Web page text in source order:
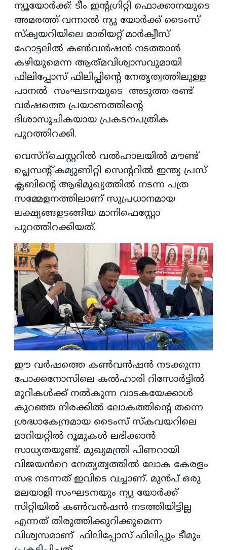
ന്യൂയോർക്ക്: ടീം ഇന്റഗ്രിറ്റി ഫൊക്കാനയുടെ
അമരത്ത് വന്നാൽ ന്യു യോർക്ക് ടൈംസ്
സ്‌ക്വയറിയിലെ മാരിയറ്റ് മാർക്വീസ്
ഹോട്ടലിൽ കൺവൻഷൻ നടത്താൻ
കഴിയുമെന്ന ആത്‌മവിശ്വാസവുമായി
ഫിലിപ്പോസ് ഫിലിപ്പിന്റെ നേതൃത്വത്തിലുള്ള
പാനൽ സംഘടനയുടെ അടുത്ത രണ്ട്
വർഷത്തെ പ്രയാണത്തിന്റെ
ദിശാസൂചികയായ പ്രകടനപത്രിക
പുറത്തിറക്കി.
വെസ്റ്ചെസ്റ്ററിൽ വൽഹാലയിൽ മൗണ്ട്
പ്ലെസന്റ് കമ്യുണിറ്റി സെന്ററിൽ ഇന്ത്യ പ്രസ്
ക്ലബിന്റെ ആഭിമുഖ്യത്തിൽ നടന്ന പത്ര
സമ്മേളനത്തിലാണ് സുപ്രധാനമായ
ലക്ഷ്യങ്ങളടങ്ങിയ മാനിഫെസ്റ്റോ
പുറത്തിറക്കിയത്.
ഈ വർഷത്തെ കൺവൻഷൻ നടക്കുന്ന
പോക്കനോസിലെ കൽഹാരി റിസോർട്ടിൽ
മുറികൾക്ക് നൽകുന്ന വാടകയേക്കാൾ
കുറഞ്ഞ നിരക്കിൽ ലോകത്തിന്റെ തന്നെ
ശ്രദ്ധാകേന്ദ്രമായ ടൈംസ് സ്കവയറിലെ
മാറിയറ്റിൽ റൂമുകൾ ലഭിക്കാൻ
സാധ്യതയുണ്ട്. മുഖ്യമന്ത്രി പിണറായി
വിജയൻറെ നേതൃത്വത്തിൽ ലോക കേരളം
സഭ നടന്നത് ഇവിടെ വച്ചാണ്. മുൻപ് ഒരു
മലയാളി സംഘടനയും ന്യു യോർക്ക്
സിറ്റിയിൽ കൺവൻഷൻ നടത്തിയിട്ടില്ല
എന്നത് തിരുത്തിക്കുറിക്കുമെന്ന
വിശ്വസമാണ് ഫിലിപ്പോസ് ഫിലിപ്പും ടീമും